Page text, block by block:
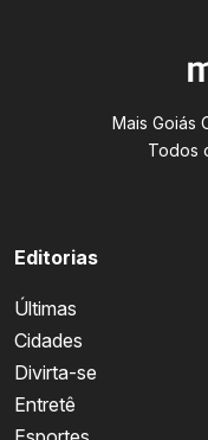
Mais Goiás
Todos
Editorias
Últimas
Cidades
Divirta-se
Entretê